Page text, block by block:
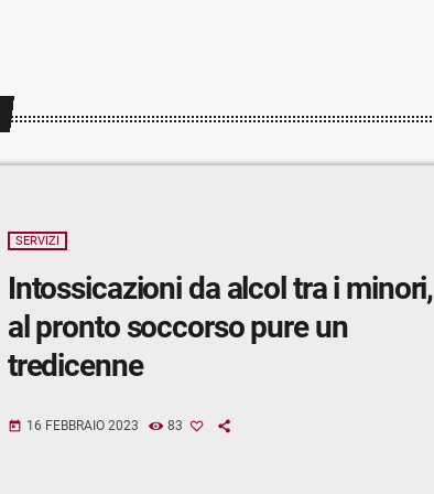
SERVIZI
Intossicazioni da alcol tra i minori,
al pronto soccorso pure un
tredicenne
today 16 FEBBRAIO 2023 83